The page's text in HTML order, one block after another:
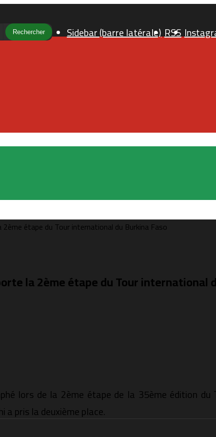
Rechercher Sidebar (barre latérale)RSS
étape du Tour international du Burkina Faso
la 2ème étape du Tour international
lors de la 2ème étape de la 35ème édition
a pris la deuxième place.